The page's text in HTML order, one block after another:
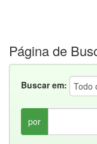
Página de
Buscar em:
por